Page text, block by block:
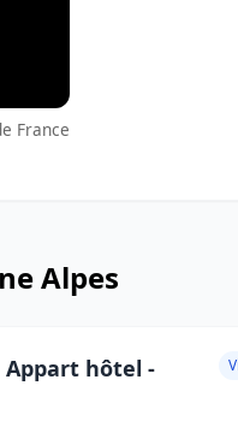
France
Alpes
hôtel -